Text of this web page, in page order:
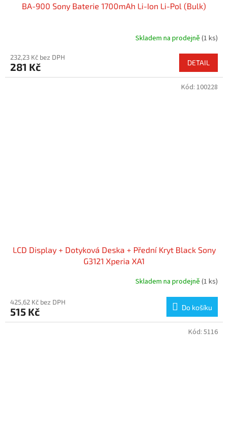
BA-900 Sony Baterie 1700mAh Li-Ion Li-Pol (Bulk)
Skladem na prodejně (1 ks)
232,23 Kč bez DPH
281 Kč DETAIL
LCD Display + Dotyková Deska + Přední Kryt Black Sony
G3121 Xperia XA1
Skladem na prodejně (1 ks)
425,62 Kč bez DPH
515 Kč Do košíku
Kód: 100228
Kód: 5116